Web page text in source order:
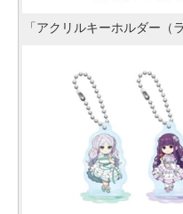
「アクリルキーホルダー（